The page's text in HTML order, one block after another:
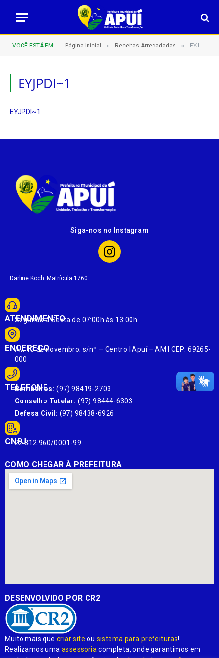
VOCÊ ESTÁ EM: Página Inicial » Receitas Arrecadadas » EYJPDI~1
EYJPDI~1
EYJPDI~1
Siga-nos no Instagram
Darline Koch. Matrícula 1760
ATENDIMENTO
Segunda à Sexta de 07:00h às 13:00h
ENDEREÇO
Av. 13 de novembro, s/nº – Centro | Apuí – AM | CEP: 69265-
000
TELEFONE
Bombeiros: (97) 98419-2703
Conselho Tutelar: (97) 98444-6303
Defesa Civil: (97) 98438-6926
CNPJ:
22.812.960/0001-99
COMO CHEGAR À PREFEITURA
DESENVOLVIDO POR CR2
Muito mais quecriar site ou sistema para prefeituras!
Realizamos umaassessoria completa, onde garantimos em